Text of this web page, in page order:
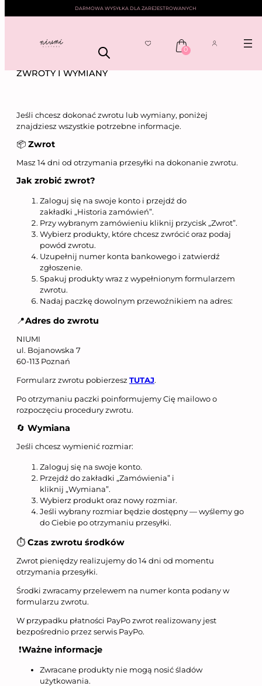
do
DARMOWA WYSYŁKA DLA ZAREJESTROWANYCH
0
—— ZWROTY I WYMIANY
ZWROTY I WYMIANY
Jeśli chcesz dokonać zwrotu lub wymiany, poniżej
znajdziesz wszystkie potrzebne informacje.
📦 Zwrot
Masz 14 dni od otrzymania przesyłki na dokonanie zwrotu.
Jak zrobić zwrot?
Zaloguj się na swoje konto i przejdź do
zakładki „Historia zamówień”.
Przy wybranym zamówieniu kliknij przycisk „Zwrot”.
Wybierz produkty, które chcesz zwrócić oraz podaj
powód zwrotu.
Uzupełnij numer konta bankowego i zatwierdź
zgłoszenie.
Spakuj produkty wraz z wypełnionym formularzem
zwrotu.
Nadaj paczkę dowolnym przewoźnikiem na adres:
📍Adres do zwrotu
NIUMI
ul. Bojanowska 7
60-113 Poznań
Formularz zwrotu pobierzesz TUTAJ.
Po otrzymaniu paczki poinformujemy Cię mailowo o
rozpoczęciu procedury zwrotu.
🔄 Wymiana
Jeśli chcesz wymienić rozmiar:
Zaloguj się na swoje konto.
Przejdź do zakładki „Zamówienia” i
kliknij „Wymiana”.
Wybierz produkt oraz nowy rozmiar.
Jeśli wybrany rozmiar będzie dostępny — wyślemy go
do Ciebie po otrzymaniu przesyłki.
⏱ Czas zwrotu środków
Zwrot pieniędzy realizujemy do 14 dni od momentu
otrzymania przesyłki.
Środki zwracamy przelewem na numer konta podany w
formularzu zwrotu.
W przypadku płatności PayPo zwrot realizowany jest
bezpośrednio przez serwis PayPo.
❗Ważne informacje
Zwracane produkty nie mogą nosić śladów
użytkowania.